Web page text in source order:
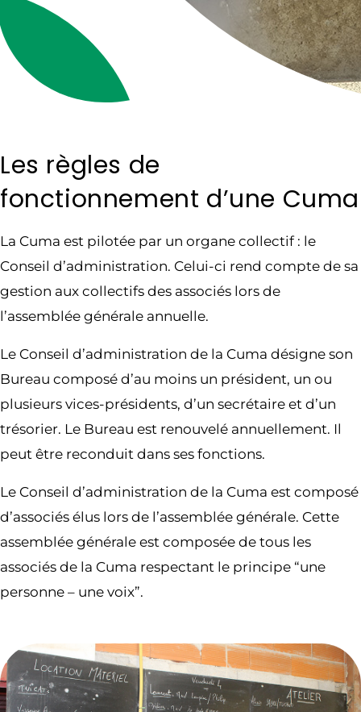
Les règles de
fonctionnement d’une Cuma
La Cuma est pilotée par un organe collectif : le
Conseil d’administration. Celui-ci rend compte de sa
gestion aux collectifs des associés lors de
l’assemblée générale annuelle.
Le Conseil d’administration de la Cuma désigne son
Bureau composé d’au moins un président, un ou
plusieurs vices-présidents, d’un secrétaire et d’un
trésorier. Le Bureau est renouvelé annuellement. Il
peut être reconduit dans ses fonctions.
Le Conseil d’administration de la Cuma est composé
d’associés élus lors de l’assemblée générale. Cette
assemblée générale est composée de tous les
associés de la Cuma respectant le principe “une
personne – une voix”.